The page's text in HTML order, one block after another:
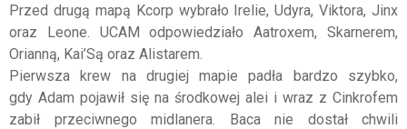
Przed drugą mapą Kcorp wybrało Irelie, Udyra, Viktora, Jinx
oraz Leone. UCAM odpowiedziało Aatroxem, Skarnerem,
Orianną, Kai’Są oraz Alistarem.
Pierwsza krew na drugiej mapie padła bardzo szybko,
gdy Adam pojawił się na środkowej alei i wraz z Cinkrofem
zabił przeciwnego midlanera. Baca nie dostał chwili